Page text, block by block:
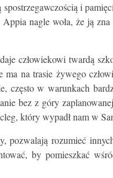
i
nagle woła, że ją
człowiekowi twardą
na trasie żywego
często w warunkach
bez z góry
który wypadł nam w
pozwalają rozumieć
by pomieszkać